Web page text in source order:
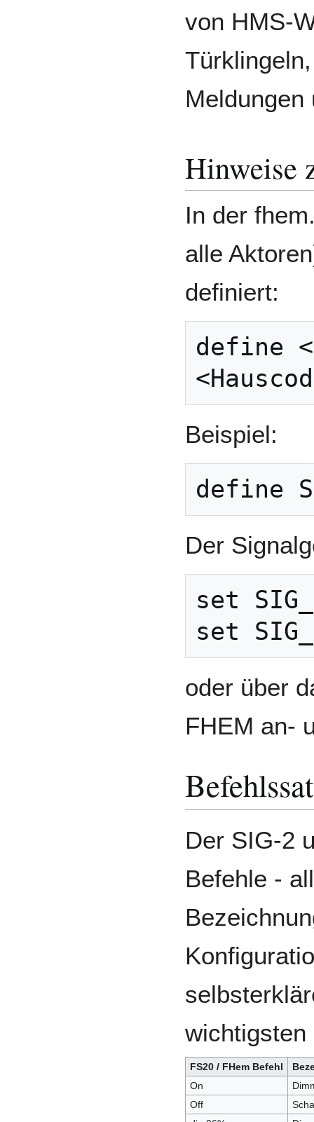
von HMS-
Meldungen
Hinweise
In der
alle
definiert:
define
Beispiel:
Der
set
oder über
FHEM an-
Der SIG-2
Befehle -
wichtigsten
FS20 / FHem Befehl
On
Off